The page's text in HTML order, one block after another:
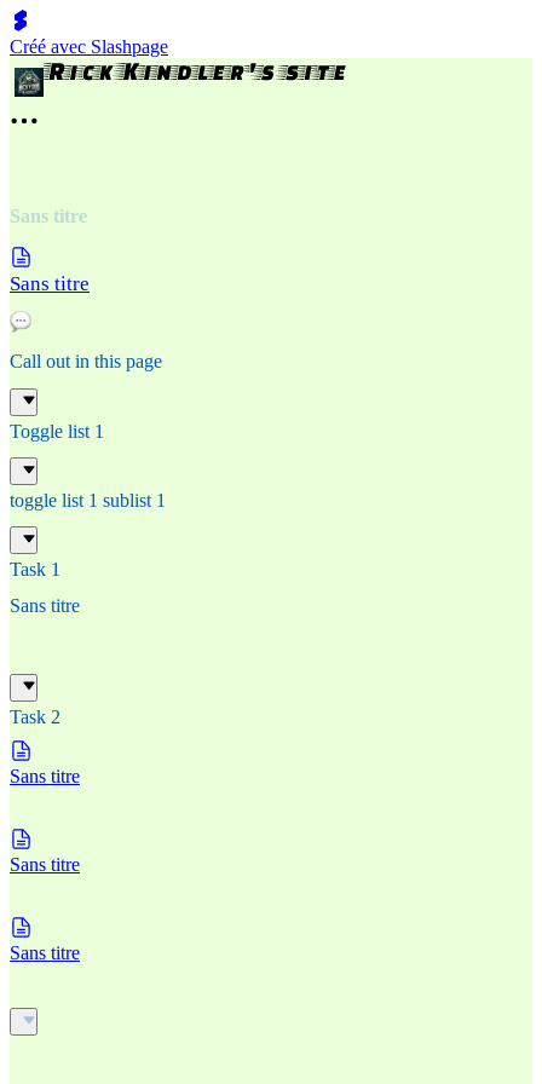
Créé avec Slashpage
Sans titre
Sans titre
Call out in this page
Toggle list 1
toggle list 1 sublist 1
Task 1
Sans titre
Task 2
Sans titre
Sans titre
Sans titre